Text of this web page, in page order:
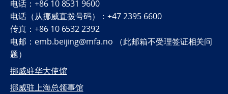
电话：+86 10 8531 9600
电话（从挪威直拨号码）：+47 2395 6600
传真：+86 10 6532 2392
电邮：emb.beijing@mfa.no （此邮箱不受理签证相关问
题）
挪威驻华大使馆
挪威驻上海总领事馆